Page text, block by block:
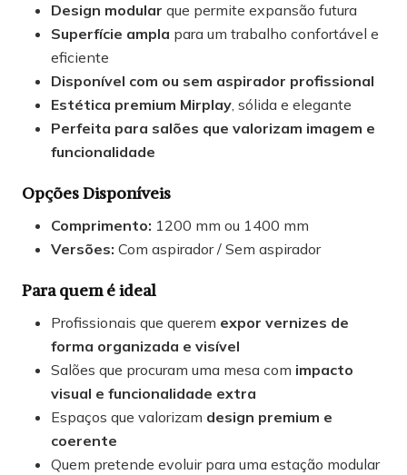
Design modular que permite expansão futura
Superfície ampla para um trabalho confortável e
eficiente
Disponível com ou sem aspirador profissional
Estética premium Mirplay, sólida e elegante
Perfeita para salões que valorizam imagem e
funcionalidade
Opções Disponíveis
Comprimento: 1200 mm ou 1400 mm
Versões: Com aspirador / Sem aspirador
Para quem é ideal
Profissionais que querem expor vernizes de
forma organizada e visível
Salões que procuram uma mesa com impacto
visual e funcionalidade extra
Espaços que valorizam design premium e
coerente
Quem pretende evoluir para uma estação modular